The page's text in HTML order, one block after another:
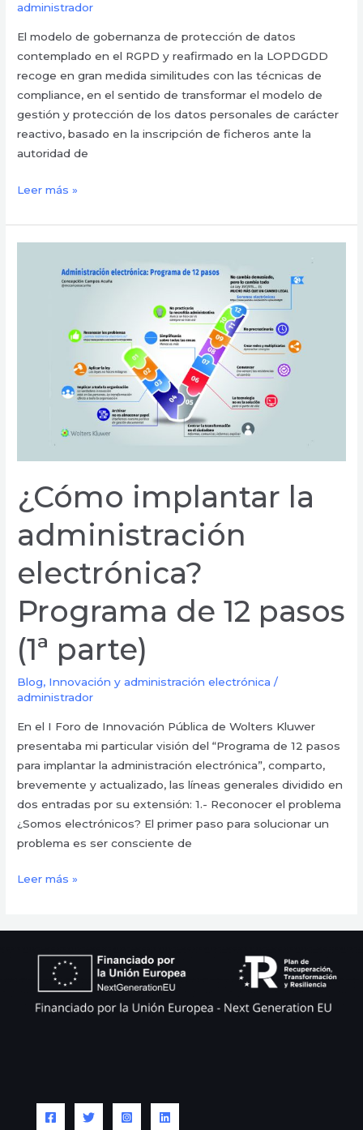
administrador
El modelo de gobernanza de protección de datos
contemplado en el RGPD y reafirmado en la LOPDGDD
recoge en gran medida similitudes con las técnicas de
compliance, en el sentido de transformar el modelo de
gestión y protección de los datos personales de carácter
reactivo, basado en la inscripción de ficheros ante la
autoridad de
Leer más »
¿Cómo implantar la
administración
electrónica?
Programa de 12 pasos
(1ª parte)
Blog, Innovación y administración electrónica /
administrador
En el I Foro de Innovación Pública de Wolters Kluwer
presentaba mi particular visión del “Programa de 12 pasos
para implantar la administración electrónica”, comparto,
brevemente y actualizado, las líneas generales dividido en
dos entradas por su extensión: 1.- Reconocer el problema
¿Somos electrónicos? El primer paso para solucionar un
problema es ser consciente de
implantar
electrónica?
Leer más »